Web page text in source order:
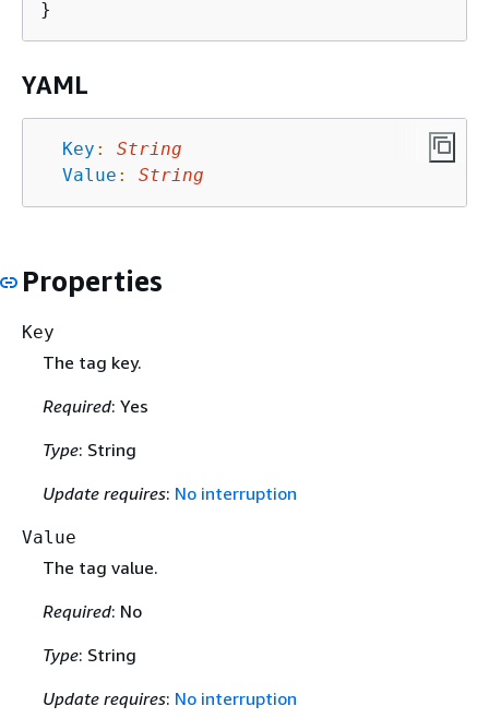
YAML
Key :
String
Value : String
Properties
Key
The tag key.
Required: Yes
Type: String
Update requires: No interruption
Value
The tag value.
Required: No
Type: String
Update requires: No interruption